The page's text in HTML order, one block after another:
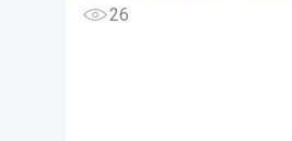
26